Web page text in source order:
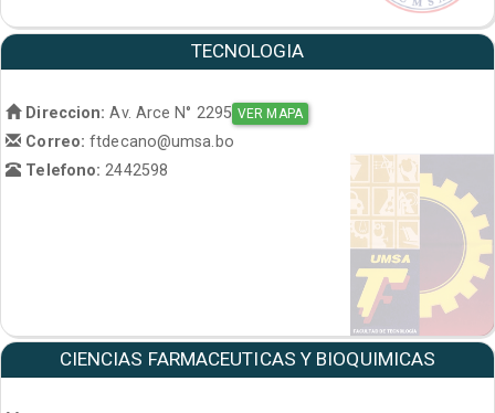
TECNOLOGIA
Direccion: Av. Arce N° 2295 VER MAPA
Correo:ftdecano@umsa.bo
Telefono: 2442598
CIENCIAS FARMACEUTICAS Y BIOQUIMICAS